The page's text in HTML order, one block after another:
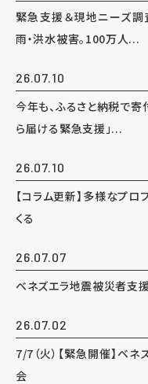
緊急支援＆現地ニーズ調
雨・洪水被害。100万人...
26.07.10
今年も、ふるさと納税で寄
ら届ける緊急支援」...
26.07.10
【コラム更新】多様なプロ
くる
26.07.07
ベネズエラ地震被災者支
26.07.02
7/7（火）【緊急開催】ベ
会